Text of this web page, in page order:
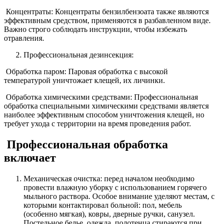
Концентраты: Концентраты бензилбензоата также являются
эффективным средством, применяются в разбавленном виде.
Важно строго соблюдать инструкции, чтобы избежать
отравления.
Профессиональная дезинсекция:
Обработка паром: Паровая обработка с высокой
температурой уничтожает клещей, их личинки.
Обработка химическими средствами: Профессиональная
обработка специальными химическими средствами является
наиболее эффективным способом уничтожения клещей, но
требует ухода с территории на время проведения работ.
Профессиональная обработка
включает
Механическая очистка: перед началом необходимо
провести влажную уборку с использованием горячего
мыльного раствора. Особое внимание уделяют местам, с
которыми контактировал больной: пол, мебель
(особенно мягкая), ковры, дверные ручки, санузел.